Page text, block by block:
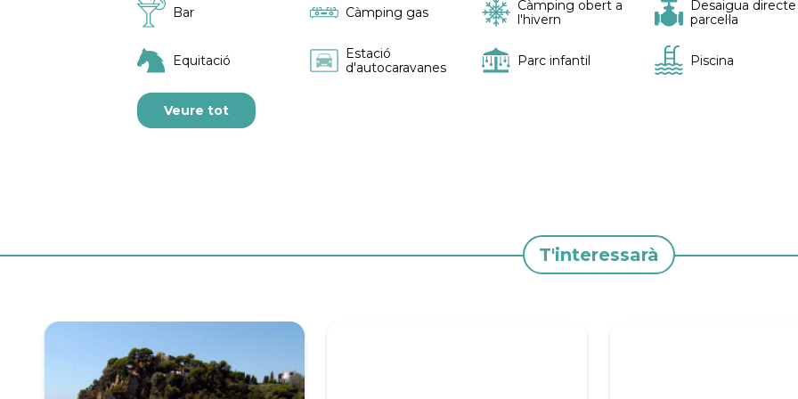
Bar Càmping gas
Càmping obert a
l'hivern
Desaigua directe
parcel·la
Equitació
Estació
d'autocaravanes
Parc infantil Piscina
Veure tot
T'interessarà